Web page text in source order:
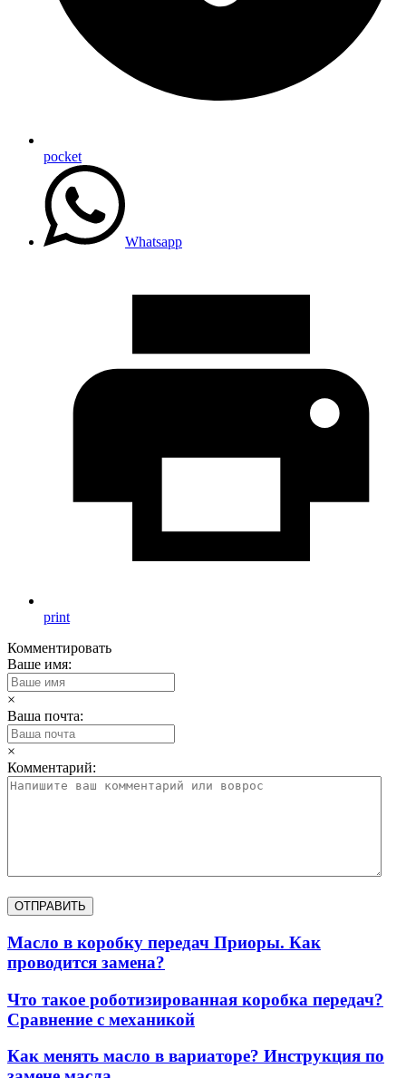
pocket
Whatsapp
print
Комментировать
Ваше имя:
×
Ваша почта:
×
Комментарий:
Масло в коробку передач Приоры. Как
проводится замена?
Что такое роботизированная коробка передач?
Сравнение с механикой
Как менять масло в вариаторе? Инструкция по